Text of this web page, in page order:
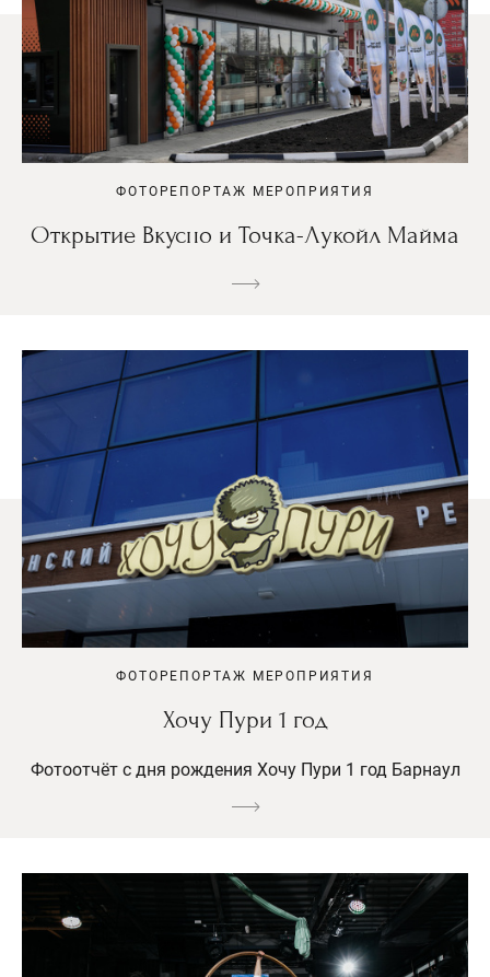
ФОТОРЕПОРТАЖ МЕРОПРИЯТИЯ
Открытие Вкусно и Точка-Лукойл Майма
ФОТОРЕПОРТАЖ МЕРОПРИЯТИЯ
Хочу Пури 1 год
Фотоотчёт с дня рождения Хочу Пури 1 год Барнаул